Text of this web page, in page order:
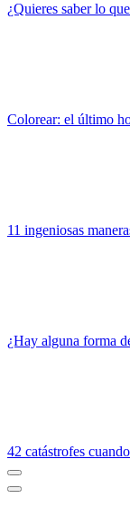
¿Quieres saber lo
Colorear: el último
11 ingeniosas
¿Hay alguna forma
42 catástrofes